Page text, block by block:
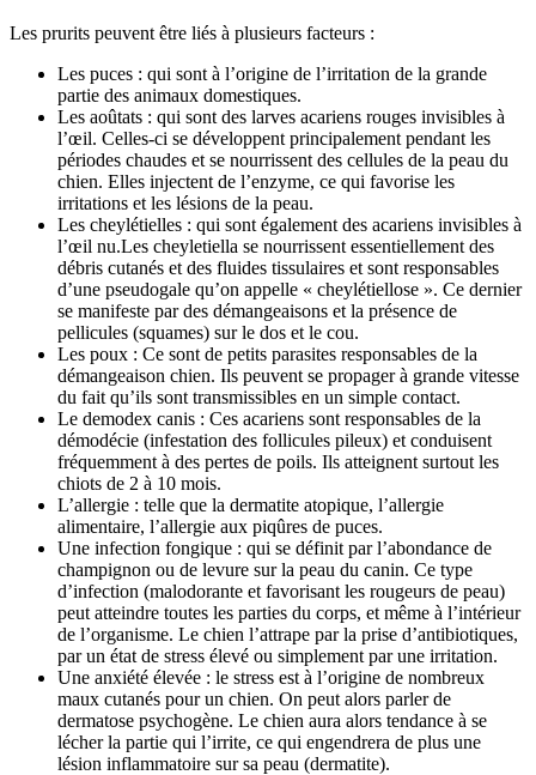
Les prurits peuvent être liés à plusieurs facteurs :
Les puces : qui sont à l’origine de l’irritation de la grande
partie des animaux domestiques.
Les aoûtats : qui sont des larves acariens rouges invisibles à
l’œil. Celles-ci se développent principalement pendant les
périodes chaudes et se nourrissent des cellules de la peau du
chien. Elles injectent de l’enzyme, ce qui favorise les
irritations et les lésions de la peau.
Les cheylétielles : qui sont également des acariens invisibles à
l’œil nu.Les cheyletiella se nourrissent essentiellement des
débris cutanés et des fluides tissulaires et sont responsables
d’une pseudogale qu’on appelle « cheylétiellose ». Ce dernier
se manifeste par des démangeaisons et la présence de
pellicules (squames) sur le dos et le cou.
Les poux : Ce sont de petits parasites responsables de la
démangeaison chien. Ils peuvent se propager à grande vitesse
du fait qu’ils sont transmissibles en un simple contact.
Le demodex canis : Ces acariens sont responsables de la
démodécie (infestation des follicules pileux) et conduisent
fréquemment à des pertes de poils. Ils atteignent surtout les
chiots de 2 à 10 mois.
L’allergie : telle que la dermatite atopique, l’allergie
alimentaire, l’allergie aux piqûres de puces.
Une infection fongique : qui se définit par l’abondance de
champignon ou de levure sur la peau du canin. Ce type
d’infection (malodorante et favorisant les rougeurs de peau)
peut atteindre toutes les parties du corps, et même à l’intérieur
de l’organisme. Le chien l’attrape par la prise d’antibiotiques,
par un état de stress élevé ou simplement par une irritation.
Une anxiété élevée : le stress est à l’origine de nombreux
maux cutanés pour un chien. On peut alors parler de
dermatose psychogène. Le chien aura alors tendance à se
lécher la partie qui l’irrite, ce qui engendrera de plus une
lésion inflammatoire sur sa peau (dermatite).